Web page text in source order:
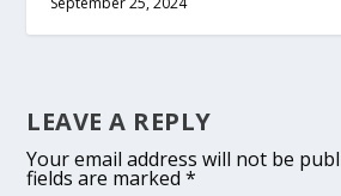
LEAVE A REPLY
Your email address will not be
fields are marked*